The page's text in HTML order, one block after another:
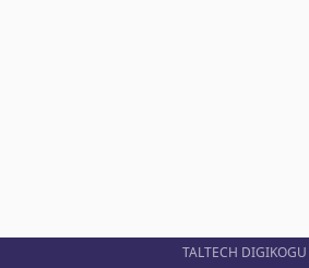
TALTECH DIGIKOGU